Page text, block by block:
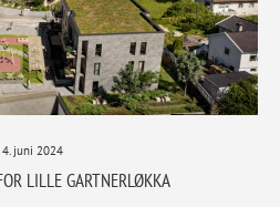
4. juni 2024
LILLE GARTNERLØKKA